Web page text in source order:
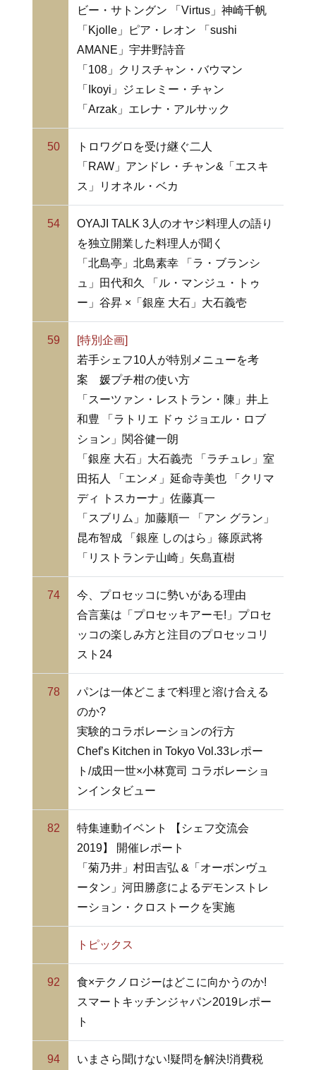
ビー・サトングン 「Virtus」神崎千帆
「Kjolle」ピア・レオン 「sushi
AMANE」宇井野詩音
「108」クリスチャン・バウマン
「Ikoyi」ジェレミー・チャン
「Arzak」エレナ・アルサック
50
トロワグロを受け継ぐ二人
「RAW」アンドレ・チャン&「エスキ
ス」リオネル・ベカ
54
OYAJI TALK 3人のオヤジ料理人の語り
を独立開業した料理人が聞く
「北島亭」北島素幸 「ラ・ブランシ
ュ」田代和久 「ル・マンジュ・トゥ
ー」谷昇 ×「銀座 大石」大石義壱
59
[特別企画]
若手シェフ10人が特別メニューを考
案 媛プチ柑の使い方
「スーツァン・レストラン・陳」井上
和豊 「ラトリエ ドゥ ジョエル・ロブ
ション」関谷健一朗
「銀座 大石」大石義売 「ラチュレ」室
田拓人 「エンメ」延命寺美也 「クリマ
ディ トスカーナ」佐藤真一
「スブリム」加藤順一 「アン グラン」
昆布智成 「銀座 しのはら」篠原武将
「リストランテ山崎」矢島直樹
74
今、プロセッコに勢いがある理由
合言葉は「プロセッキアーモ!」プロセ
ッコの楽しみ方と注目のプロセッコリ
スト24
78
パンは一体どこまで料理と溶け合える
のか?
実験的コラボレーションの行方
Chef’s Kitchen in Tokyo Vol.33レポー
ト/成田一世×小林寛司 コラボレーショ
ンインタビュー
82
特集連動イベント 【シェフ交流会
2019】 開催レポート
「菊乃井」村田吉弘 &「オーボンヴュ
ータン」河田勝彦によるデモンストレ
ーション・クロストークを実施
トピックス
92
食×テクノロジーはどこに向かうのか!
スマートキッチンジャパン2019レポー
ト
94
いまさら聞けない!疑問を解決!消費税